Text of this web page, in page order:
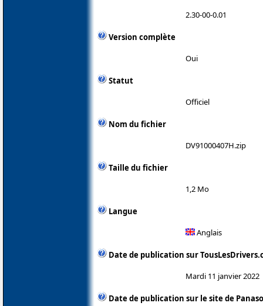
2.30-00-0.01
Version complète
Oui
Statut
Officiel
Nom du fichier
DV91000407H.zip
Taille du fichier
1,2 Mo
Langue
Anglais
Date de publication sur
Mardi 11 janvier 2022
Date de publication sur le site de